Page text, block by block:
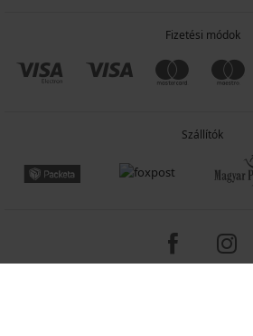
Fizetési módok
Szállítók